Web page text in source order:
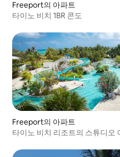
Freeport의 아파트
타이노 비치 1BR 콘도
Freeport의 아파트
타이노 비치 리조트의 스튜디오